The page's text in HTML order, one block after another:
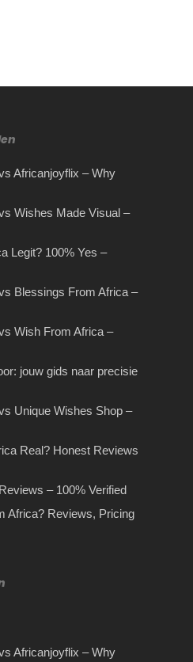
van
oefenen
bromfiets theorie
rijden is één van de
skills…
Amsterdam
en scherpe…
van de
van uw
van plan om op
hoe je stilte
dat de meeste
inschakelen Ben
voor jou kan
een…
& FAQs
– Fastest
you’re
video gift,
voor
goedkoop
tijd van lage kosten
Africanjoyflix – Why
Wishes Made Visual –
Legit? 100% Yes –
Blessings From Africa –
Wish From Africa –
jouw gids naar precisie
Unique Wishes Shop –
Real? Honest Reviews
– 100% Verified
Africa? Reviews, Pricing
Africanjoyflix – Why